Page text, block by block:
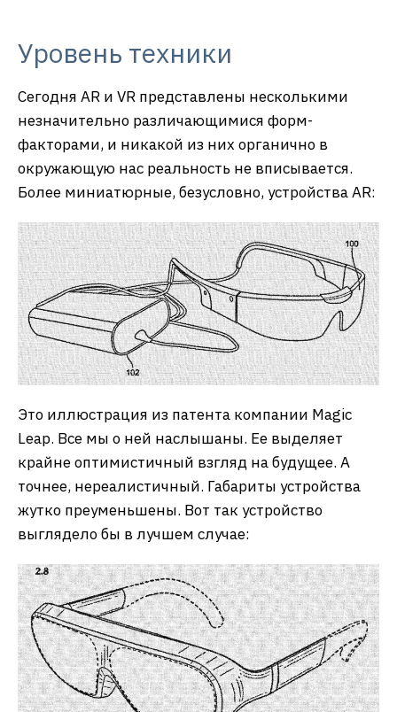
Уровень техники
Сегодня AR и VR представлены несколькими
незначительно различающимися форм-
факторами, и никакой из них органично в
окружающую нас реальность не вписывается.
Более миниатюрные, безусловно, устройства AR:
Это иллюстрация из патента компании Magic
Leap. Все мы о ней наслышаны. Ее выделяет
крайне оптимистичный взгляд на будущее. А
точнее, нереалистичный. Габариты устройства
жутко преуменьшены. Вот так устройство
выглядело бы в лучшем случае: